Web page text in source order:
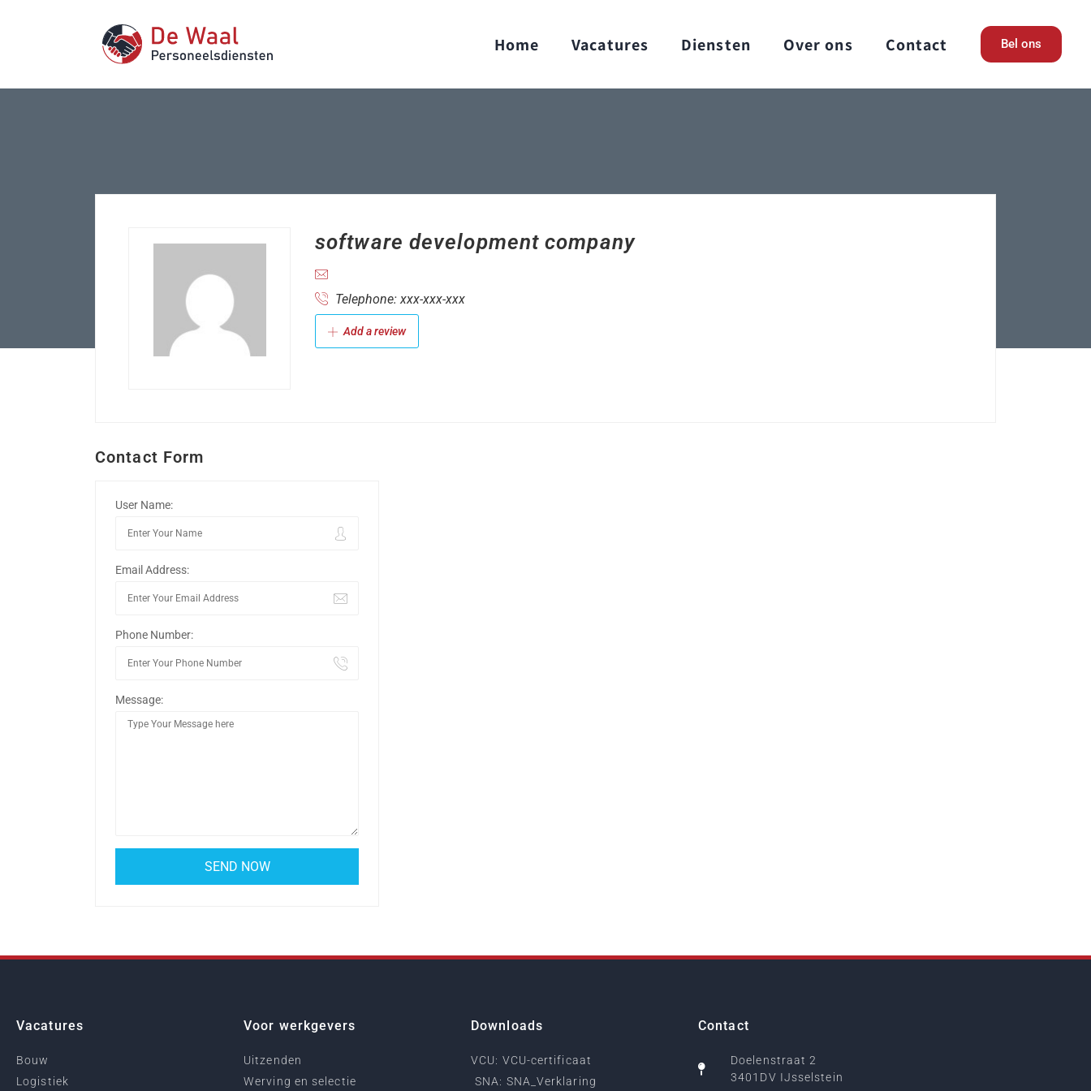
Home Vacatures Diensten Over ons Contact Bel ons
software development company
Telephone: xxx-xxx-xxx
Add a review
Contact Form
User Name:
Email Address:
Phone Number:
Message:
Vacatures
Bouw
Logistiek
Voor werkgevers
Uitzenden
Werving en selectie
Downloads
VCU: VCU-certificaat
SNA: SNA_Verklaring
Contact
Doelenstraat 2
3401DV IJsselstein